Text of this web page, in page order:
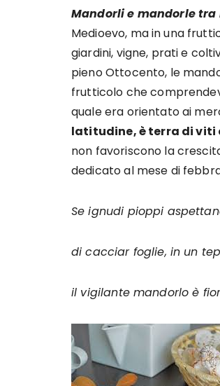
Mandorli e mandorle tra
Medioevo, ma in una
giardini, vigne, prati e
pieno Ottocento, le
frutticolo che
quale era orientato ai
latitudine, è terra di viti
non favoriscono la
dedicato al mese di
Se ignudi pioppi
di cacciar foglie, in un
il vigilante mandorlo è